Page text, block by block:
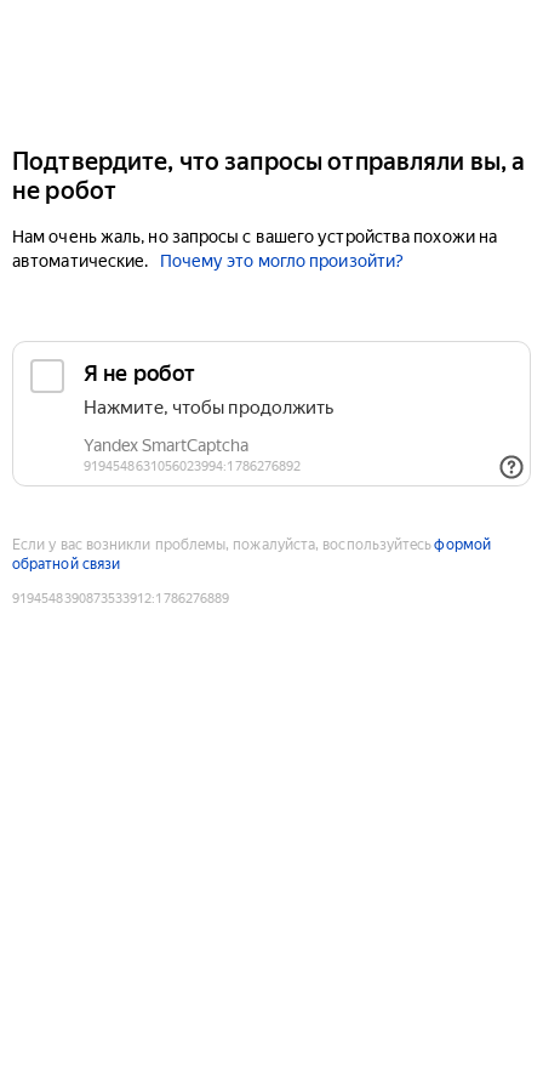
Подтвердите, что запросы отправляли вы, а
не робот
Нам очень жаль, но запросы с вашего устройства похожи на
автоматические.
Почему это могло произойти?
Если у вас возникли проблемы, пожалуйста, воспользуйтесьформой
обратной связи
9194548390873533912:1786276889